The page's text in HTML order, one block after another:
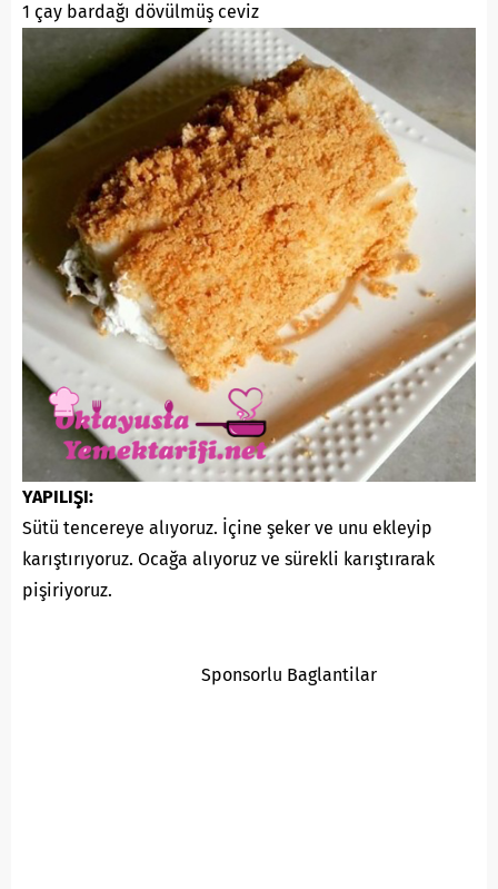
1 çay bardağı dövülmüş ceviz
YAPILIŞI:
Sütü tencereye alıyoruz. İçine şeker ve unu ekleyip
karıştırıyoruz. Ocağa alıyoruz ve sürekli karıştırarak
pişiriyoruz.
Sponsorlu Baglantilar